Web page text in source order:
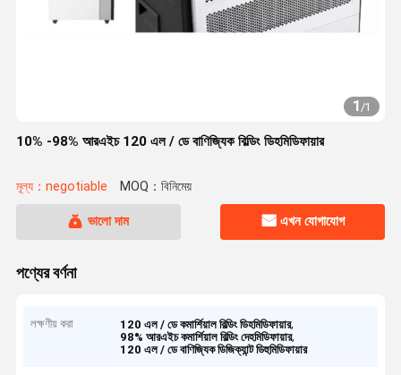
1/1
10% -98% আরএইচ 120 এল / ডে বাণিজ্যিক বিল্ডিং ডিহমিডিফায়ার
মূল্য：negotiable MOQ：বিনিমেয়
ভালো দাম এখন যোগাযোগ
পণ্যের বর্ণনা
লক্ষণীয় করা 120 এল / ডে কমার্শিয়াল বিল্ডিং ডিহমিডিফায়ার,
98% আরএইচ কমার্শিয়াল বিল্ডিং দেহমিডিফায়ার,
120 এল / ডে বাণিজ্যিক ডিজিক্যান্ট ডিহুমিডিফায়ার